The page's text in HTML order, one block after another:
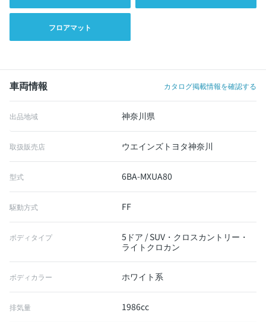
フロアマット
車両情報 カタログ掲載情報を確認する
出品地域 神奈川県
取扱販売店 ウエインズトヨタ神奈川
型式 6BA-MXUA80
駆動方式 FF
ボディタイプ
5ドア / SUV・クロスカントリー・
ライトクロカン
ボディカラー ホワイト系
排気量 1986cc